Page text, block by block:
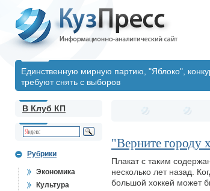
Единственную мирную партию, "Яблоко",
требуют снять с выборов
В Клуб КП
Рубрики
Экономика
Культура
"Верните городу
Плакат с таким
несколько лет назад.
большой хоккей может